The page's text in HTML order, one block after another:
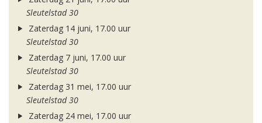
Sleutelstad 30
Zaterdag 14 juni, 17.00 uur
Sleutelstad 30
Zaterdag 7 juni, 17.00 uur
Sleutelstad 30
Zaterdag 31 mei, 17.00 uur
Sleutelstad 30
Zaterdag 24 mei, 17.00 uur